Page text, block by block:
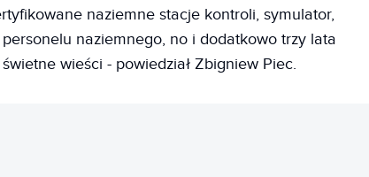
naziemne stacje kontroli, symulator,
naziemnego, no i dodatkowo trzy lata
wieści - powiedział Zbigniew Piec.